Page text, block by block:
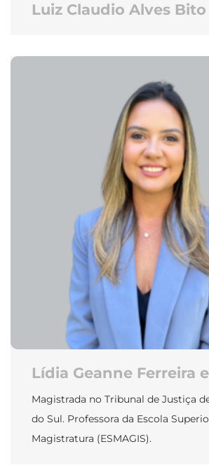
Luiz Claudio Alves Bito
Lídia Geanne Ferreira
Magistrada no Tribunal de Justiça
do Sul. Professora da Escola
Magistratura (ESMAGIS).